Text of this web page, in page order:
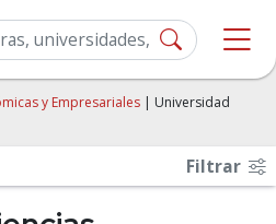
y Empresariales | Universidad
Filtrar